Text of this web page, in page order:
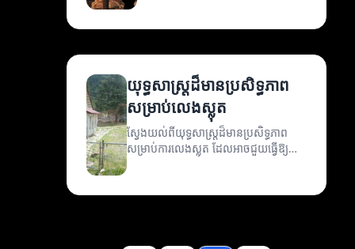
យុទ្ធសាស្ត្រដ៏មានប្រសិទ្ធភាព
សម្រាប់លេងស្លុត
ស្វែងយល់ពីយុទ្ធសាស្ត្រដ៏មានប្រសិទ្ធភាព
សម្រាប់ការលេងស្លុត ដែលអាចជួយធ្វើឱ្យ